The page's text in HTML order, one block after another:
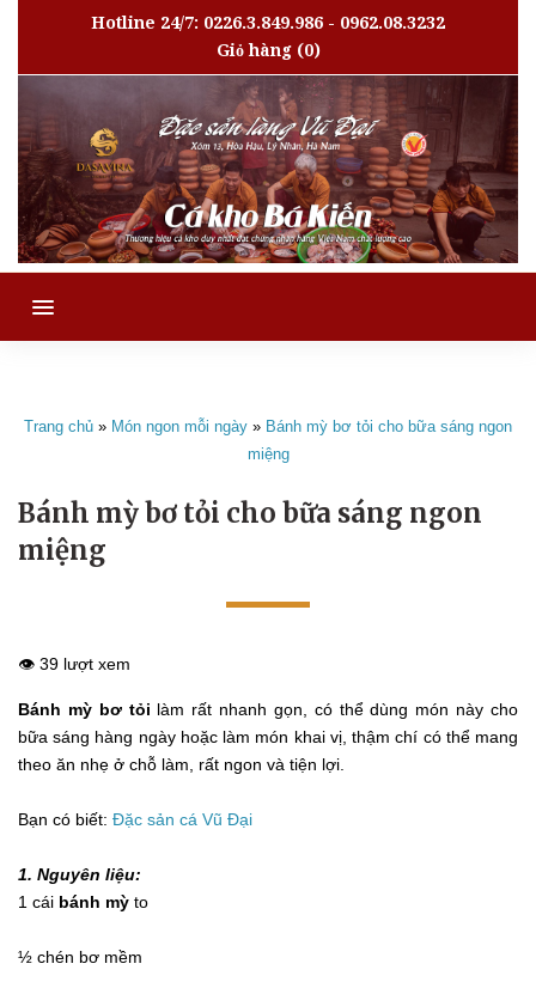
Hotline 24/7: 0226.3.849.986 - 0962.08.3232
Giỏ hàng(0)
MENU
Trang chủ » Món ngon mỗi ngày » Bánh mỳ bơ tỏi cho bữa sáng ngon
miệng
Bánh mỳ bơ tỏi cho bữa sáng ngon
miệng
👁️ 39 lượt xem
Bánh mỳ bơ tỏi làm rất nhanh gọn, có thể dùng món này cho
bữa sáng hàng ngày hoặc làm món khai vị, thậm chí có thể mang
theo ăn nhẹ ở chỗ làm, rất ngon và tiện lợi.
Bạn có biết: Đặc sản cá Vũ Đại
1. Nguyên liệu:
1 cái bánh mỳ to
½ chén bơ mềm